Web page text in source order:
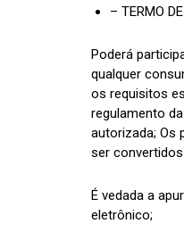
– TERMO
Poderá
qualquer
os requisitos
regulamento
autorizada; Os
ser
É vedada a
eletrônico;